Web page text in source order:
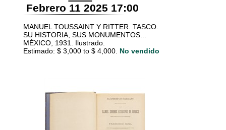
Febrero 11 2025 17:00
MANUEL TOUSSAINT Y RITTER. TASCO.
SU HISTORIA, SUS MONUMENTOS...
MÉXICO, 1931. Ilustrado.
Estimado: $ 3,000 to $ 4,000. No vendido